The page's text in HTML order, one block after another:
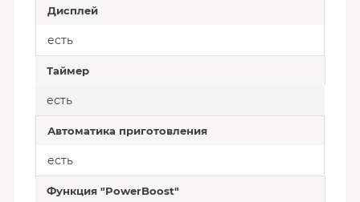
Дисплей
есть
Таймер
есть
Автоматика приготовления
есть
Функция "PowerBoost"